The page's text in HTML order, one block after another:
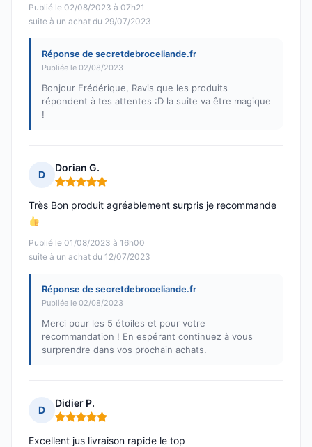
Publié le 02/08/2023 à 07h21
suite à un achat du 29/07/2023
Réponse de secretdebroceliande.fr
Publiée le 02/08/2023
Bonjour Frédérique, Ravis que les produits
répondent à tes attentes :D la suite va être magique
!
D
Dorian G.
Note : 5 sur 5
Publié le 01/08/2023 à 16h00
suite à un achat du 12/07/2023
Très Bon produit agréablement surpris je recommande
Réponse de secretdebroceliande.fr
Publiée le 02/08/2023
Merci pour les 5 étoiles et pour votre
recommandation ! En espérant continuez à vous
surprendre dans vos prochain achats.
D
Didier P.
Note : 5 sur 5
Excellent jus livraison rapide le top